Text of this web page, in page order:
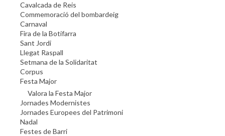
Cavalcada de Reis
Commemoració del bombardeig
Carnaval
Fira de la Botifarra
Sant Jordi
Llegat Raspall
Setmana de la Solidaritat
Corpus
Festa Major
Valora la Festa Major
Jornades Modernistes
Jornades Europees del Patrimoni
Nadal
Festes de Barri